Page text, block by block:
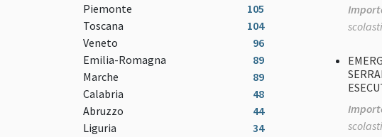
Piemonte
105
Toscana
104
Veneto
96
Emilia-Romagna
89
Marche
89
Calabria
48
Abruzzo
44
Liguria
34